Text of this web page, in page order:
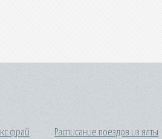
фрай
Расписание поездов из ялты